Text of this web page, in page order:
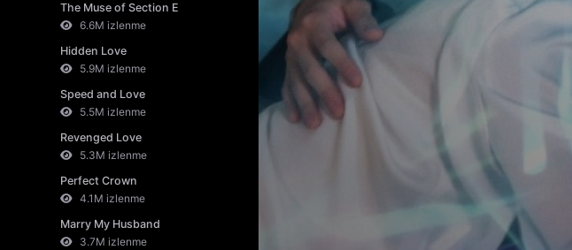
The Muse of Section E
6.6M izlenme
Hidden Love
5.9M izlenme
Speed and Love
5.5M izlenme
Revenged Love
5.3M izlenme
Perfect Crown
4.1M izlenme
Marry My Husband
3.7M izlenme